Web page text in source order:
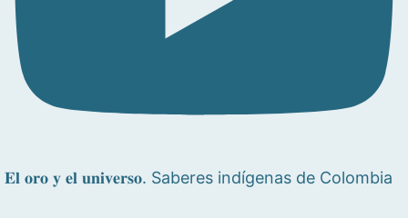
𝐄𝐥 𝐨𝐫𝐨 𝐲 𝐞𝐥 𝐮𝐧𝐢𝐯𝐞𝐫𝐬𝐨. Saberes indígenas de Colombia